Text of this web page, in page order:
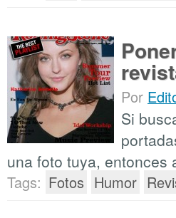
Por
Si
una foto tuya, entonces
Tags: Fotos Humor